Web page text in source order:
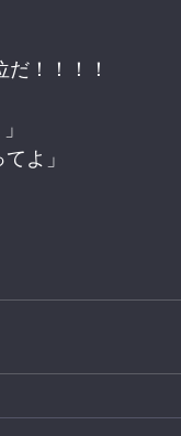
！！！！
よ」